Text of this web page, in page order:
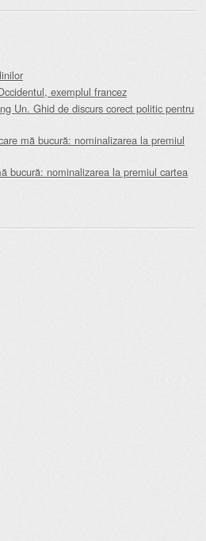
exemplul francez
Un. Ghid de discurs corect politic pentru
mă bucură: nominalizarea la premiul
bucură: nominalizarea la premiul cartea